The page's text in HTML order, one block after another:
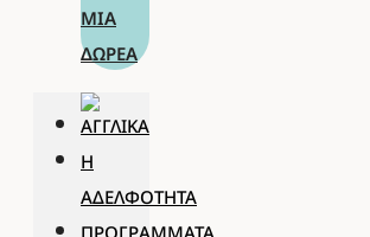
ΜΊΑ
ΔΩΡΕΆ
Η
ΑΔΕΛΦΌΤΗΤΑ